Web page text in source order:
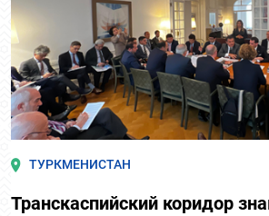
ТУРКМЕНИСТАН
Транскаспийский коридор